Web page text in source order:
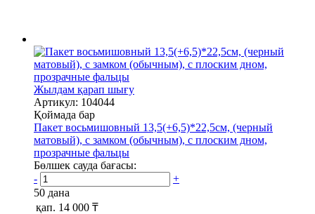
Жылдам қарап шығу
Артикул: 104044
Қоймада бар
Пакет восьмишовный 13,5(+6,5)*22,5см, (черный
матовый), с замком (обычным), с плоским дном,
прозрачные фальцы
Бөлшек сауда бағасы:
-
+
50 дана
қап. 14 000 ₸